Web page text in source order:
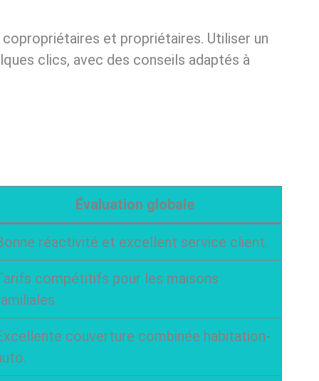
et propriétaires. Utiliser un
clics, avec des conseils adaptés à
Évaluation globale
réactivité et excellent service client.
compétitifs pour les maisons
couverture combinée habitation-